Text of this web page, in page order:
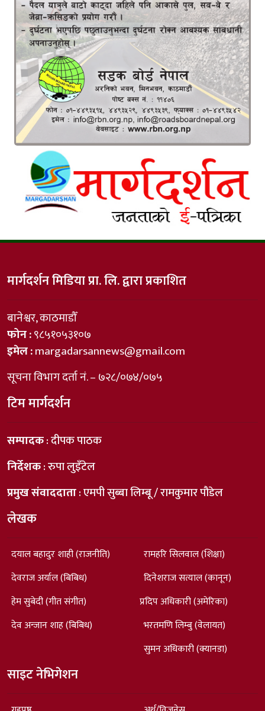
मार्गदर्शन मिडिया प्रा. लि. द्वारा प्रकाशित
बानेश्वर, काठमाडौँ
फोन :९८५१०५३१०७
इमेल :margadarsannews@gmail.com
सूचना विभाग दर्ता नं. – ७२८/०७४/०७५
टिम मार्गदर्शन
सम्पादक: दीपक पाठक
निर्देशक: रुपा लुइँटेल
प्रमुख संवाददाता: एमपी सुब्बा लिम्बू / रामकुमार पौडेल
लेखक
दयाल बहादुर शाही (राजनीति)
देवराज अर्याल (बिबिध)
हेम सुबेदी (गीत संगीत)
देव अन्जान शाह (बिबिध)
रामहरि सिलवाल (शिक्षा)
दिनेशराज सत्याल (कानून)
प्रदिप अधिकारी (अमेरिका)
भरतमणि लिम्बु (वेलायत)
सुमन अधिकारी (क्यानडा)
साइट नेभिगेशन